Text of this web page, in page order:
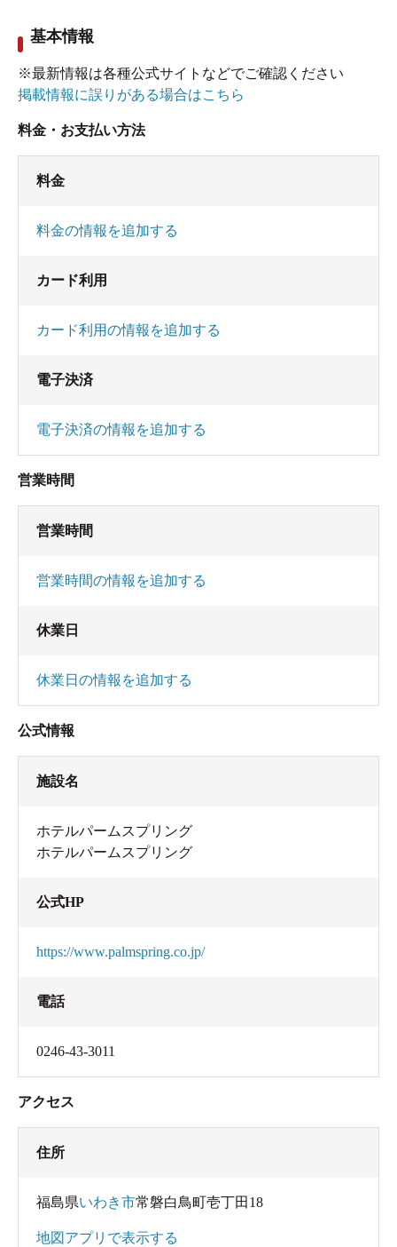
基本情報
※最新情報は各種公式サイトなどでご確認ください
掲載情報に誤りがある場合はこちら
料金・お支払い方法
料金
料金の情報を追加する
カード利用
カード利用の情報を追加する
電子決済
電子決済の情報を追加する
営業時間
営業時間
営業時間の情報を追加する
休業日
休業日の情報を追加する
公式情報
施設名
ホテルパームスプリング
ホテルパームスプリング
公式HP
https://www.palmspring.co.jp/
電話
0246-43-3011
アクセス
住所
福島県いわき市常磐白鳥町壱丁田18
地図アプリで表示する